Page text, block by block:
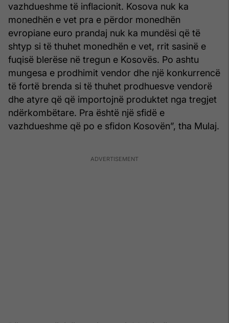
vazhdueshme të inflacionit. Kosova nuk ka
monedhën e vet pra e përdor monedhën
evropiane euro prandaj nuk ka mundësi që të
shtyp si të thuhet monedhën e vet, rrit sasinë e
fuqisë blerëse në tregun e Kosovës. Po ashtu
mungesa e prodhimit vendor dhe një konkurrencë
të fortë brenda si të thuhet prodhuesve vendorë
dhe atyre që që importojnë produktet nga tregjet
ndërkombëtare. Pra është një sfidë e
vazhdueshme që po e sfidon Kosovën”, tha Mulaj.